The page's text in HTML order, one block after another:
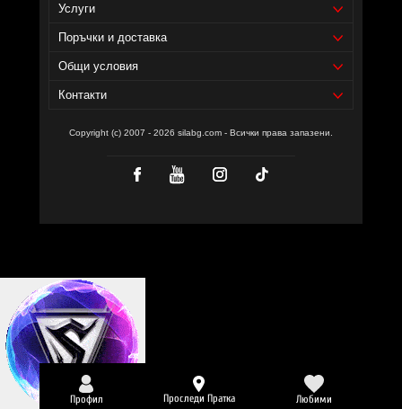
Услуги
Поръчки и доставка
Общи условия
Контакти
Copyright (c) 2007 - 2026 silabg.com - Всички права запазени.
Профил Проследи Пратка Любими